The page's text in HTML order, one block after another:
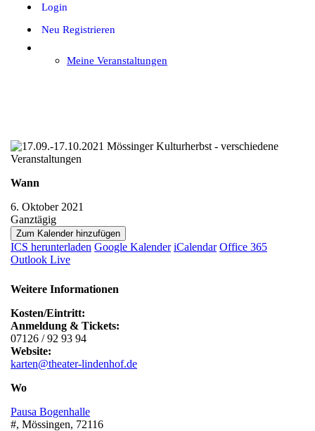
Login
Neu Registrieren
Meine Veranstaltungen
Wann
6. Oktober 2021
Ganztägig
Zum Kalender hinzufügen
ICS herunterladen Google Kalender iCalendar Office 365
Outlook Live
Weitere Informationen
Kosten/Eintritt:
Anmeldung & Tickets:
07126 / 92 93 94
Website:
karten@theater-lindenhof.de
Wo
Pausa Bogenhalle
#, Mössingen, 72116